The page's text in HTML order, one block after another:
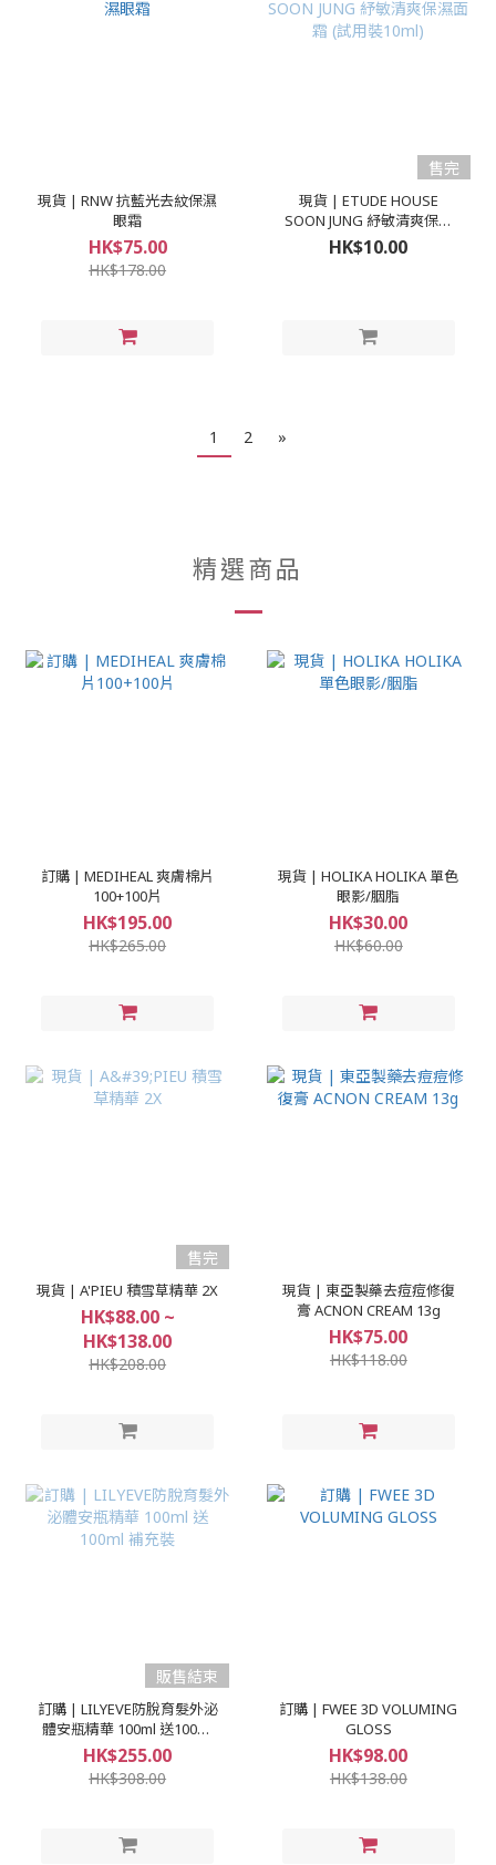
現貨 | RNW 抗藍光去紋保濕
眼霜
HK$75.00
HK$178.00
售完
現貨 | ETUDE HOUSE
SOON JUNG 紓敏清爽保濕
面霜 (試用裝10ml)
HK$10.00
1 2 »
精選商品
訂購 | MEDIHEAL 爽膚棉片
100+100片
HK$195.00
HK$265.00
現貨 | HOLIKA HOLIKA 單色
眼影/胭脂
HK$30.00
HK$60.00
售完
現貨 | A'PIEU 積雪草精華 2X
HK$88.00 ~
HK$138.00
HK$208.00
現貨 | 東亞製藥去痘痘修復
膏 ACNON CREAM 13g
HK$75.00
HK$118.00
販售結束
訂購 | LILYEVE防脫育髮外泌
體安瓶精華 100ml 送100ml
補充裝
HK$255.00
HK$308.00
訂購 | FWEE 3D VOLUMING
GLOSS
HK$98.00
HK$138.00